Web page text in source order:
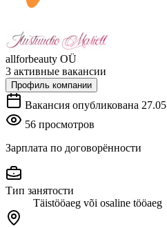
allforbeauty OÜ
3 активные вакансии
Профиль компании
Вакансия опубликована
56 просмотров
Зарплата по договорённости
Тип занятости
Täistööaeg või osaline tööaeg